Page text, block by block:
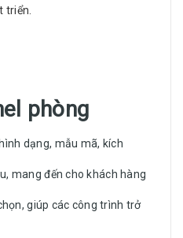
triển.
phòng
dạng, mẫu mã, kích
mang đến cho khách hàng
giúp các công trình trở